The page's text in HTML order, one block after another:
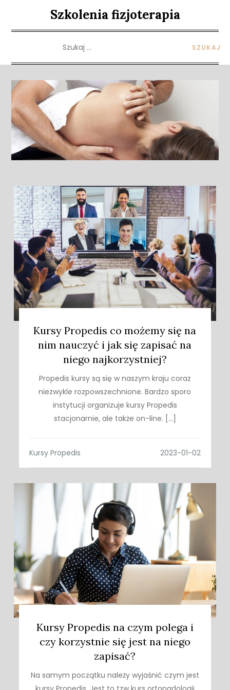
content
Szkolenia fizjoterapia
Kursy Propedis co możemy się na
nim nauczyć i jak się zapisać na
niego najkorzystniej?
Propedis kursy są się w naszym kraju coraz
niezwykle rozpowszechnione. Bardzo sporo
instytucji organizuje kursy Propedis
stacjonarnie, ale także on-line. […]
Kursy Propedis
Kursy Propedis na czym polega i
czy korzystnie się jest na niego
zapisać?
Na samym początku należy wyjaśnić czym jest